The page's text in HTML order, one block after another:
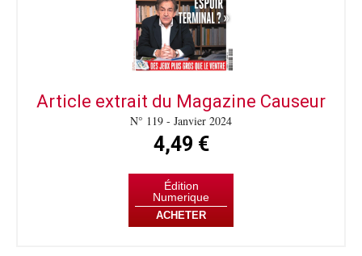
Article extrait du Magazine Causeur
N° 119 - Janvier 2024
4,49 €
Édition
Numerique
ACHETER